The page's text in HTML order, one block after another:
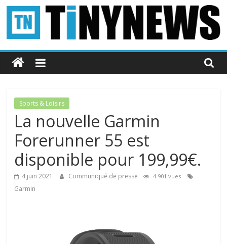
Passer
contenu
Tinynews
Le
belge
connecté
Sports & Loisirs
La nouvelle Garmin
Forerunner 55 est
disponible pour 199,99€.
4 juin 2021 Communiqué de presse 4 901 vues
Garmin